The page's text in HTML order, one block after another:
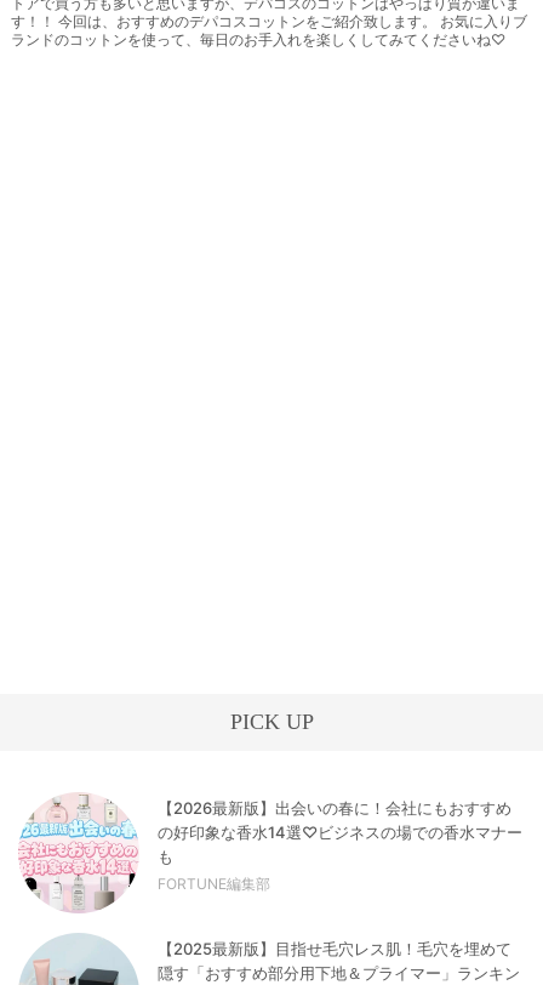
す！！ 今回は、おすすめのデパコスコットンをご紹介致します。 お気に入りブ
ランドのコットンを使って、毎日のお手入れを楽しくしてみてくださいね♡
PICK UP
【2026最新版】出会いの春に！会社にもおすすめ
の好印象な香水14選♡ビジネスの場での香水マナー
も
FORTUNE編集部
【2025最新版】目指せ毛穴レス肌！毛穴を埋めて
隠す「おすすめ部分用下地＆プライマー」ランキン